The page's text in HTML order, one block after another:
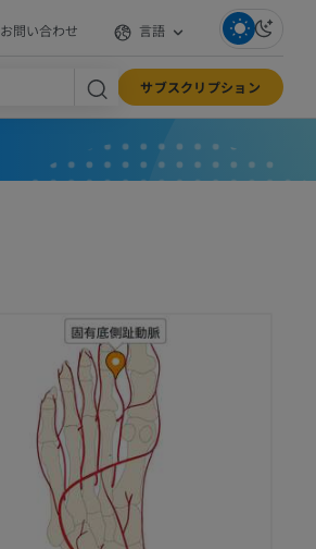
お問い合わせ 言語
サブスクリプション